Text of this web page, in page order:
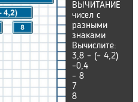
ВЫЧИТАНИЕ
чисел с
разными
знаками
Вычислите:
3,8 – (– 4,2)
–0,4
– 8
7
8